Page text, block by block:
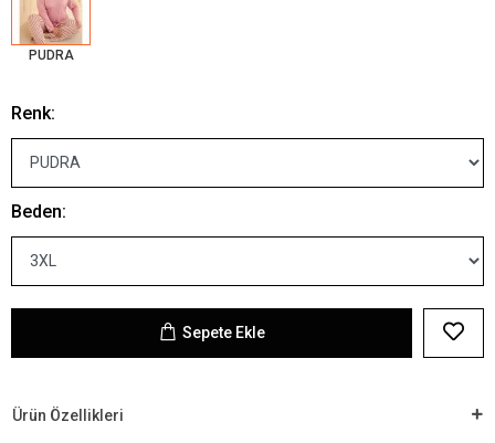
PUDRA
Renk:
Beden:
Sepete Ekle
Ürün Özellikleri